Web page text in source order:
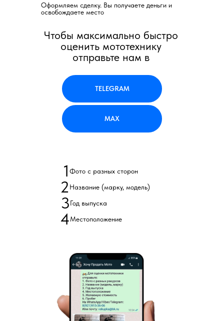
Оформляем сделку. Вы получаете деньги и
освобождаете место
TELEGRAM
MAX
Чтобы максимально быстро
оценить мототехнику
отправьте нам в
1 Фото с разных сторон
2 Название (марку, модель)
3Год выпуска
4Местоположение